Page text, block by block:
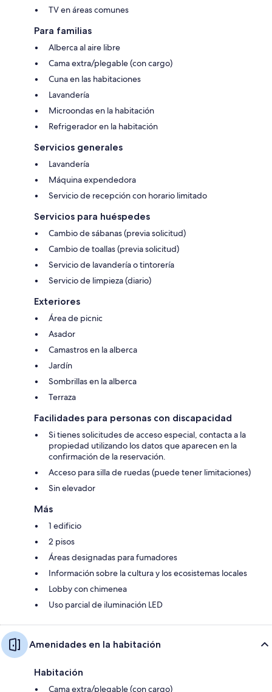
TV en áreas comunes
Para familias
Alberca al aire libre
Cama extra/plegable (con cargo)
Cuna en las habitaciones
Lavandería
Microondas en la habitación
Refrigerador en la habitación
Servicios generales
Lavandería
Máquina expendedora
Servicio de recepción con horario limitado
Servicios para huéspedes
Cambio de sábanas (previa solicitud)
Cambio de toallas (previa solicitud)
Servicio de lavandería o tintorería
Servicio de limpieza (diario)
Exteriores
Área de picnic
Asador
Camastros en la alberca
Jardín
Sombrillas en la alberca
Terraza
Facilidades para personas con discapacidad
Si tienes solicitudes de acceso especial, contacta a la
propiedad utilizando los datos que aparecen en la
confirmación de la reservación.
Acceso para silla de ruedas (puede tener limitaciones)
Sin elevador
Más
1 edificio
2 pisos
Áreas designadas para fumadores
Información sobre la cultura y los ecosistemas locales
Lobby con chimenea
Uso parcial de iluminación LED
Amenidades en la habitación
Habitación
Cama extra/plegable (con cargo)